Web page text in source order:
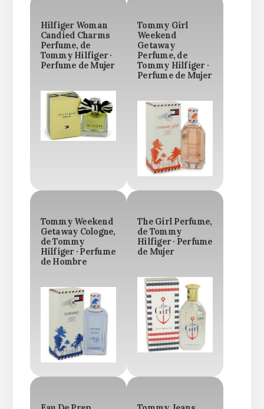
Hilfiger Woman
Candied Charms
Perfume, de
Tommy Hilfiger ·
Perfume de Mujer
Tommy Girl
Weekend
Getaway
Perfume, de
Tommy Hilfiger ·
Perfume de Mujer
Tommy Weekend
Getaway Cologne,
de Tommy
Hilfiger · Perfume
de Hombre
The Girl Perfume,
de Tommy
Hilfiger · Perfume
de Mujer